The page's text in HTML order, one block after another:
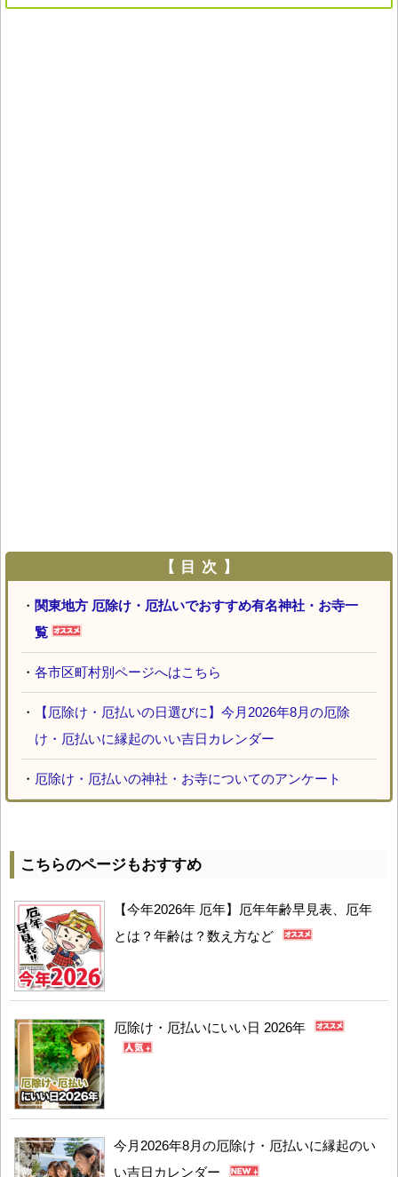
【 目 次 】
・ 関東地方 厄除け・厄払いでおすすめ有名神社・お寺一
覧
・ 各市区町村別ページへはこちら
・
【厄除け・厄払いの日選びに】今月2026年8月の厄除
け・厄払いに縁起のいい吉日カレンダー
・ 厄除け・厄払いの神社・お寺についてのアンケート
こちらのページもおすすめ
【今年2026年 厄年】厄年年齢早見表、厄年
とは？年齢は？数え方など
厄除け・厄払いにいい日 2026年
今月2026年8月の厄除け・厄払いに縁起のい
い吉日カレンダー